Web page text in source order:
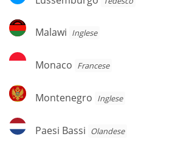
Malawi
Malawi Inglese
Monaco
Monaco Francese
Montenegro
Montenegro Inglese
Paesi
Bassi
Paesi Bassi Olandese